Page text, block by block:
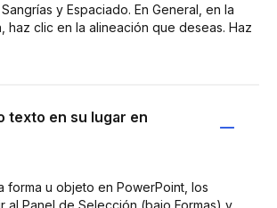
y Espaciado. En General, en la
haz clic en la alineación que deseas. Haz
texto en su lugar en
forma u objeto en PowerPoint, los
al Panel de Selección (bajo Formas) y